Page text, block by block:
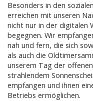
Besonders in den
erreichen mit unseren
nicht nur in der digitalen
begegnen. Wir
nah und fern, die sich
als auch die
unserem Tag der
strahlendem
empfangen und ihnen
Betriebs ermöglichen.